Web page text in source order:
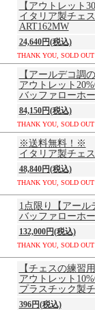
【アウトレット
イタリア製チェ
ART162MW
24,640円(税込)
THANK YOU, SOLD OUT
【アールデコ調
アウトレット
バッファローホ
84,150円(税込)
THANK YOU, SOLD OUT
※送料無料！※
イタリア製チェ
48,840円(税込)
THANK YOU, SOLD OUT
1点限り【アール
バッファローホ
132,000円(税込)
THANK YOU, SOLD OUT
【チェスの練習用
アウトレット
プラスチック製
396円(税込)